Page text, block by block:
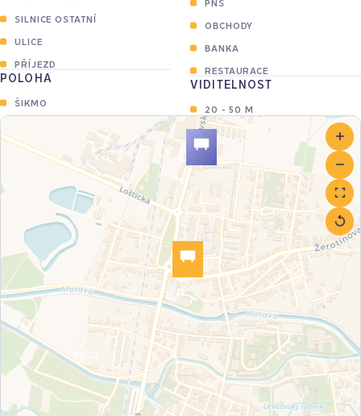
SILNICE OSTATNÍ
ULICE
PŘÍJEZD
POLOHA
ŠIKMO
OBCHODY
BANKA
RESTAURACE
VIDITELNOST
20 - 50 M